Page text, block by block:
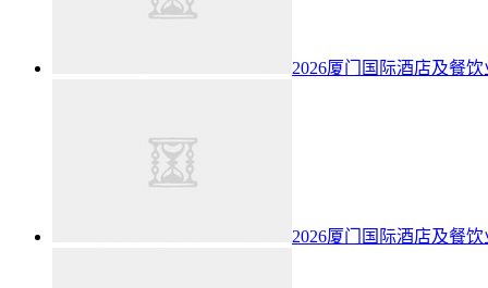
2026厦门国际酒店及餐
2026厦门国际酒店及餐